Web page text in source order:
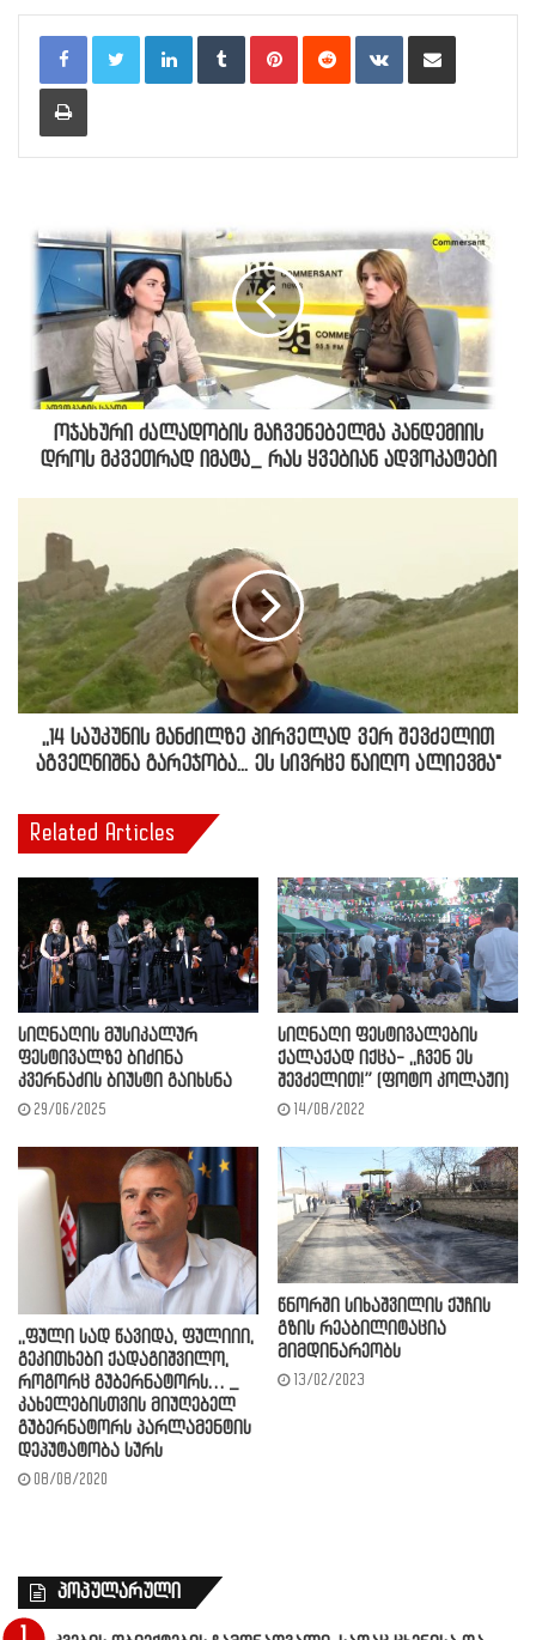
LinkedInTumblr PinterestReddit VKontakteShare via Email
Print
ოჯახური ძალადობის მაჩვენებელმა პანდემიის
დროს მკვეთრად იმატა_ რას ყვებიან ადვოკატები
,,14 საუკუნის მანძილზე პირველად ვერ შევძელით
აგვეღნიშნა გარეჯობა... ეს სივრცე წაიღო ალიევმა"
Related Articles
სიღნაღის მუსიკალურ
ფესტივალზე ბიძინა
კვერნაძის ბიუსტი გაიხსნა
29/06/2025
სიღნაღი ფესტივალების
ქალაქად იქცა- ,,ჩვენ ეს
შევძელით!” (ფოტო კოლაჟი)
14/08/2022
,,ფული სად წავიდა, ფულიიი,
გეკითხები ქადაგიშვილო,
როგორც გუბერნატორს… _
კახელებისთვის მიუღებელ
გუბერნატორს პარლამენტის
დეპუტატობა სურს
08/08/2020
წნორში სიხაშვილის ქუჩის
გზის რეაბილიტაცია
მიმდინარეობს
13/02/2023
პოპულარული